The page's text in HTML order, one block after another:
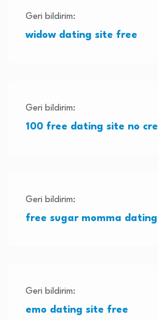
Geri bildirim:
widow dating site free
Geri bildirim:
100 free dating site no
Geri bildirim:
free sugar momma
Geri bildirim:
emo dating site free